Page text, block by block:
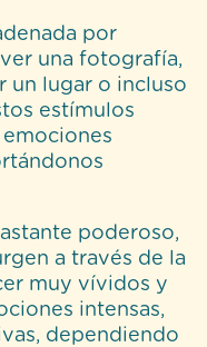
por
una fotografía,
un lugar o incluso
estímulos
poderoso,
a través de la
muy vívidos y
intensas,
dependiendo